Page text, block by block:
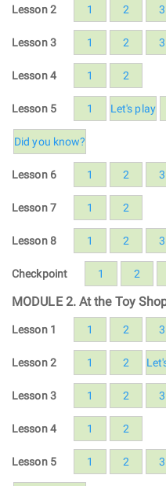
Lesson 2 1 2 3
Lesson 3 1 2 3
Lesson 4 1 2
Lesson 5 1 Let's play
Did you know?
Lesson 6 1 2 3
Lesson 7 1 2
Lesson 8 1 2 3
Checkpoint 1 2
MODULE 2. At the Toy
Lesson 1 1 2 3
Lesson 2 1 2
Lesson 3 1 2 3
Lesson 4 1 2
Lesson 5 1 2 3